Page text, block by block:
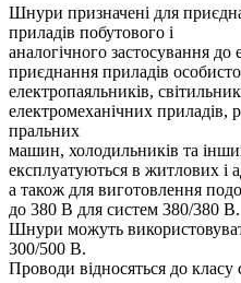
Шнури призначені для
приладів побутового і
аналогічного застосування до
приєднання приладів
електропаяльників,
електромеханічних приладів,
пральних
машин, холодильників та
експлуатуються в житлових і
а також для виготовлення
до 380 В для систем 380/380 В.
Шнури можуть
300/500 В.
Проводи відносяться до